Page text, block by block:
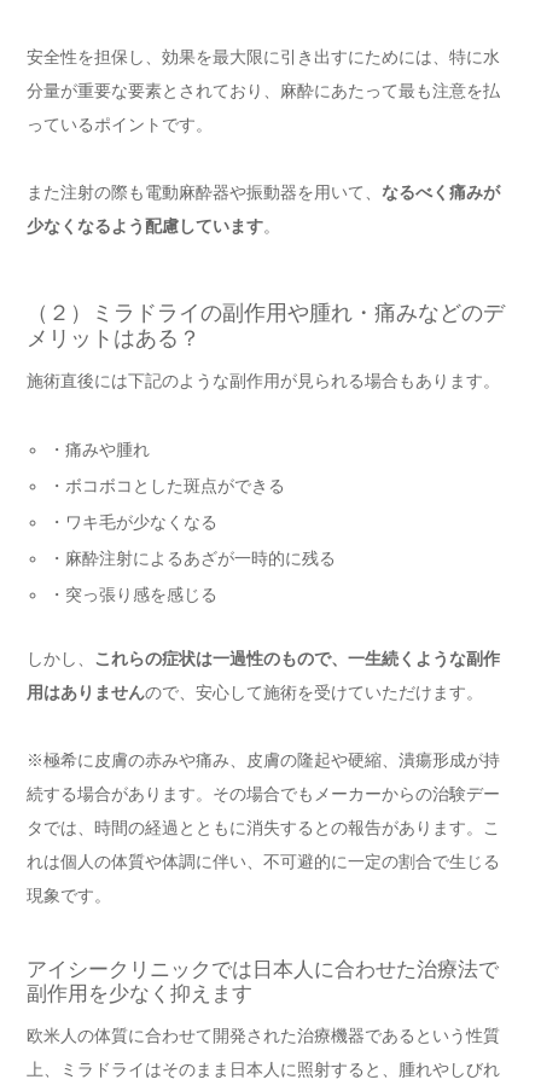
安全性を担保し、効果を最大限に引き出すにためには、特に水
分量が重要な要素とされており、麻酔にあたって最も注意を払
っているポイントです。
また注射の際も電動麻酔器や振動器を用いて、 なるべく痛みが
少なくなるよう配慮しています。
（２）ミラドライの副作用や腫れ・痛みなどのデ
メリットはある？
施術直後には下記のような副作用が見られる場合もあります。
・痛みや腫れ
・ボコボコとした斑点ができる
・ワキ毛が少なくなる
・麻酔注射によるあざが一時的に残る
・突っ張り感を感じる
しかし、 これらの症状は一過性のもので、一生続くような副作
用はありませんので、安心して施術を受けていただけます。
※極希に皮膚の赤みや痛み、皮膚の隆起や硬縮、潰瘍形成が持
続する場合があります。その場合でもメーカーからの治験デー
タでは、時間の経過とともに消失するとの報告があります。こ
れは個人の体質や体調に伴い、不可避的に一定の割合で生じる
現象です。
アイシークリニックでは日本人に合わせた治療法で
副作用を少なく抑えます
欧米人の体質に合わせて開発された治療機器であるという性質
上、ミラドライはそのまま日本人に照射すると、腫れやしびれ